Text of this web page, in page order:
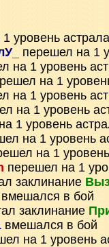
уровень астрала
перешел на 1
на 1 уровень
на 1
на 1 уровень
на 1 уровень
1 уровень
на 1 уровень
на 1
перешел на 1
заклинание
вмешался в бой
заклинание
вмешался в бой
на 1 уровень